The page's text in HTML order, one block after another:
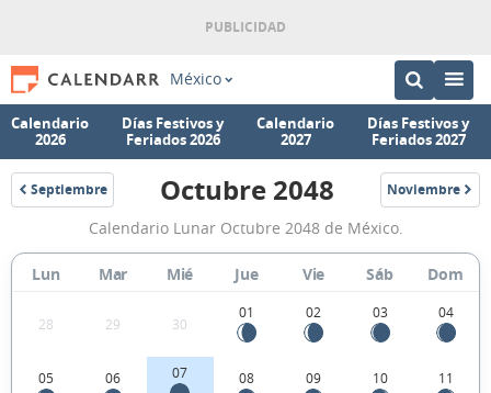
México
Calendario
2026
Días Festivos y
Feriados 2026
Calendario
2027
Días Festivos y
Feriados 2027
Septiembre
2048
Calendario
Lunar
Octubre
2048
de
México.
Octubre 2048 Noviembre
2048
Calendario Lunar Octubre 2048 de México.
Lun Mar Mié Jue Vie Sáb Dom
28 29 30
01 02 03 04
05 06 07 08 09 10 11